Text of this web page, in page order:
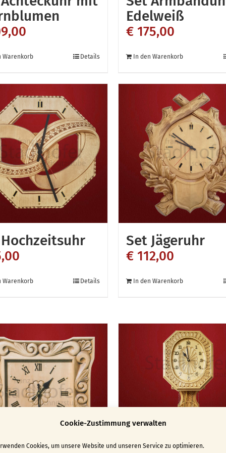
Cookie-Zustimmung verwalten
Cookies, um unsere Website und unseren Service zu optimieren.
Warenkorb Details
Edelweiß
€ 175,00
In den Warenkorb
Warenkorb Details
Set Jägeruhr
€ 112,00
In den Warenkorb